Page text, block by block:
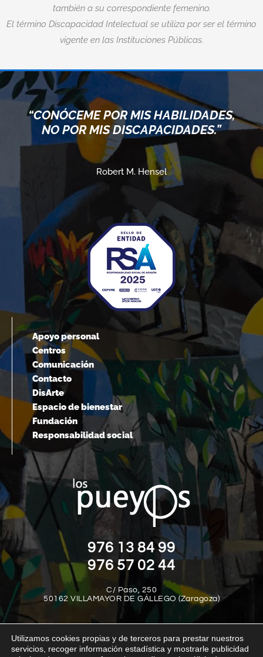
también a su correspondiente femenino.
El término Discapacidad Intelectual se utiliza por ser el término
vigente en las Instituciones Públicas.
“CONÓCEME POR MIS HABILIDADES,
NO POR MIS DISCAPACIDADES.”
Robert M. Hensel
Apoyo personal
Centros
Comunicación
Contacto
DisArte
Espacio de bienestar
Fundación
Responsabilidad social
976 13 84 99
976 57 02 44
C/ Paso, 250
50162 VILLAMAYOR DE GÁLLEGO (Zaragoza)
Utilizamos cookies propias y de terceros para prestar nuestros
servicios, recoger información estadística y mostrarle publicidad